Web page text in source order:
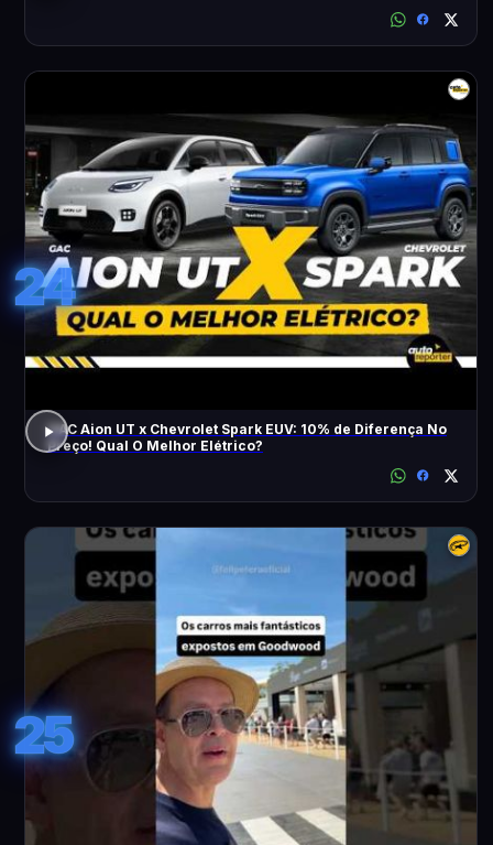
24
GAC Aion UT x Chevrolet Spark EUV: 10% de Diferença No
Preço! Qual O Melhor Elétrico?
25